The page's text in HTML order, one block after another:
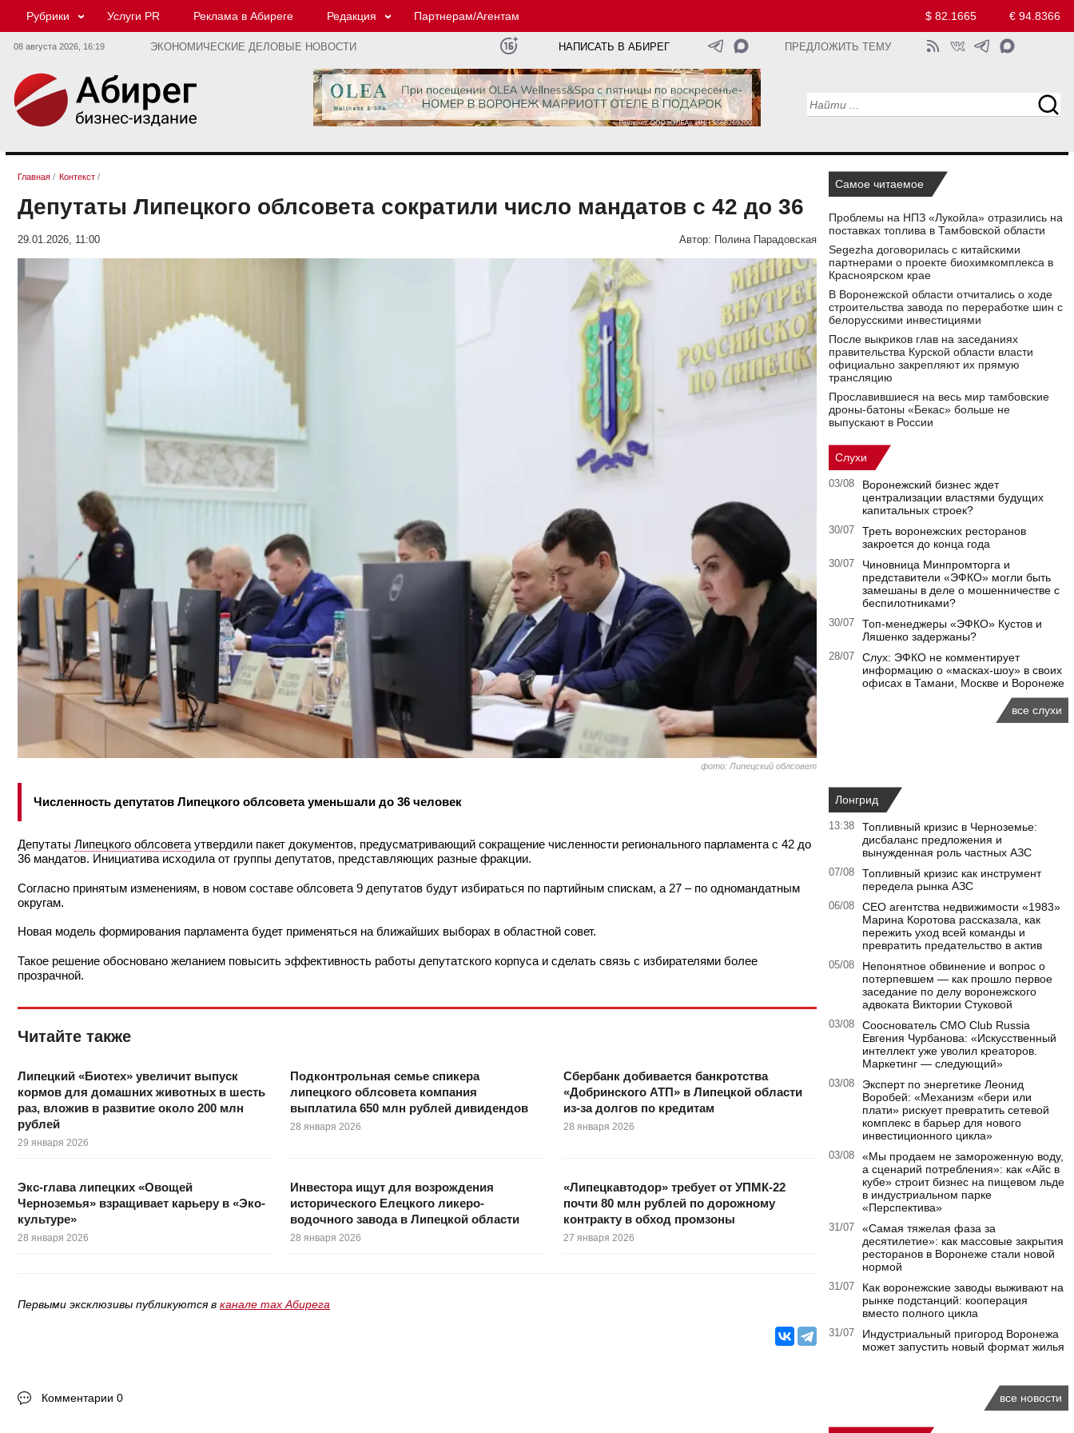
Рубрики Услуги PR Реклама в Абиреге Редакция Партнерам/Агентам $ 82.1665 € 94.8366
08 августа 2026, 16:19 ЭКОНОМИЧЕСКИЕ ДЕЛОВЫЕ НОВОСТИ НАПИСАТЬ В АБИРЕГ ПРЕДЛОЖИТЬ ТЕМУ
Главная / Контекст /
Депутаты Липецкого облсовета сократили число мандатов с 42 до 36
29.01.2026, 11:00 Автор: Полина Парадовская
фото: Липецский облсовет
Численность депутатов Липецкого облсовета уменьшали до 36 человек
Депутаты Липецкого облсовета утвердили пакет документов, предусматривающий сокращение численности регионального парламента с 42 до
36 мандатов. Инициатива исходила от группы депутатов, представляющих разные фракции.
Согласно принятым изменениям, в новом составе облсовета 9 депутатов будут избираться по партийным спискам, а 27 – по одномандатным
округам.
Новая модель формирования парламента будет применяться на ближайших выборах в областной совет.
Такое решение обосновано желанием повысить эффективность работы депутатского корпуса и сделать связь с избирателями более
прозрачной.
Читайте также
Липецкий «Биотех» увеличит выпуск
кормов для домашних животных в шесть
раз, вложив в развитие около 200 млн
рублей
29 января 2026
Подконтрольная семье спикера
липецкого облсовета компания
выплатила 650 млн рублей дивидендов
28 января 2026
Сбербанк добивается банкротства
«Добринского АТП» в Липецкой области
из-за долгов по кредитам
28 января 2026
Экс-глава липецких «Овощей
Черноземья» взращивает карьеру в «Эко-
культуре»
28 января 2026
Инвестора ищут для возрождения
исторического Елецкого ликеро-
водочного завода в Липецкой области
28 января 2026
«Липецкавтодор» требует от УПМК-22
почти 80 млн рублей по дорожному
контракту в обход промзоны
27 января 2026
Первыми эксклюзивы публикуются в канале max Абирега
Комментарии 0
Самое читаемое
Проблемы на НПЗ «Лукойла» отразились на
поставках топлива в Тамбовской области
Segezha договорилась с китайскими
партнерами о проекте биохимкомплекса в
Красноярском крае
В Воронежской области отчитались о ходе
строительства завода по переработке шин с
белорусскими инвестициями
После выкриков глав на заседаниях
правительства Курской области власти
официально закрепляют их прямую
трансляцию
Прославившиеся на весь мир тамбовские
дроны-батоны «Бекас» больше не
выпускают в России
Слухи
03/08
Воронежский бизнес ждет
централизации властями будущих
капитальных строек?
30/07
Треть воронежских ресторанов
закроется до конца года
30/07
Чиновница Минпромторга и
представители «ЭФКО» могли быть
замешаны в деле о мошенничестве с
беспилотниками?
30/07
Топ-менеджеры «ЭФКО» Кустов и
Ляшенко задержаны?
28/07
Слух: ЭФКО не комментирует
информацию о «масках-шоу» в своих
офисах в Тамани, Москве и Воронеже
все слухи
Лонгрид
13:38
Топливный кризис в Черноземье:
дисбаланс предложения и
вынужденная роль частных АЗС
07/08
Топливный кризис как инструмент
передела рынка АЗС
06/08
CEO агентства недвижимости «1983»
Марина Коротова рассказала, как
пережить уход всей команды и
превратить предательство в актив
05/08
Непонятное обвинение и вопрос о
потерпевшем — как прошло первое
заседание по делу воронежского
адвоката Виктории Стуковой
03/08
Сооснователь CMO Club Russia
Евгения Чурбанова: «Искусственный
интеллект уже уволил креаторов.
Маркетинг — следующий»
03/08
Эксперт по энергетике Леонид
Воробей: «Механизм «бери или
плати» рискует превратить сетевой
комплекс в барьер для нового
инвестиционного цикла»
03/08
«Мы продаем не замороженную воду,
а сценарий потребления»: как «Айс в
кубе» строит бизнес на пищевом льде
в индустриальном парке
«Перспектива»
31/07
«Самая тяжелая фаза за
десятилетие»: как массовые закрытия
ресторанов в Воронеже стали новой
нормой
31/07
Как воронежские заводы выживают на
рынке подстанций: кооперация
вместо полного цикла
31/07
Индустриальный пригород Воронежа
может запустить новый формат жилья
все новости